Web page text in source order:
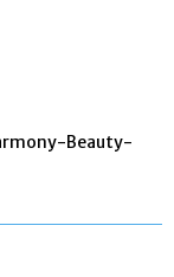
Beauty-